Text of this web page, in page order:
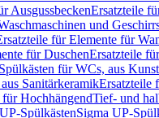
AusgussbeckenErsatzteile
und
für Elemente für
für DuschenErsatzteile
für WCs, aus
SanitärkeramikErsatzteile
für HochhängendTief- und
UP-SpülkästenSigma UP-